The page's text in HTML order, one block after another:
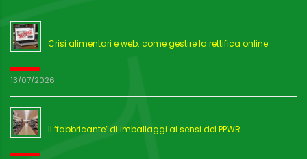
Crisi alimentari e web: come gestire la rettifica online
13/07/2026
Il ‘fabbricante’ di imballaggi ai sensi del PPWR